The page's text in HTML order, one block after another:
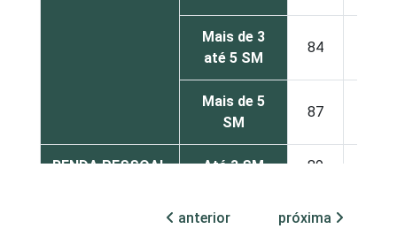
Mais de 3
até 5 SM
84
Mais de 5
SM
87
RENDA PESSOAL Até 3 SM 89
Mais de 3
83
anterior próxima